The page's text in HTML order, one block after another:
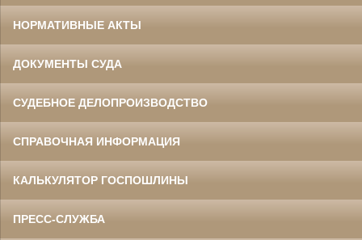
НОРМАТИВНЫЕ АКТЫ
ДОКУМЕНТЫ СУДА
СУДЕБНОЕ ДЕЛОПРОИЗВОДСТВО
СПРАВОЧНАЯ ИНФОРМАЦИЯ
КАЛЬКУЛЯТОР ГОСПОШЛИНЫ
ПРЕСС-СЛУЖБА